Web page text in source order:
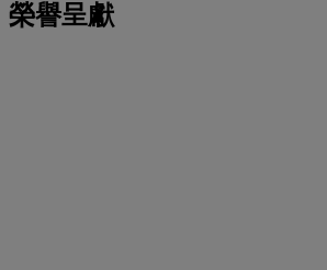
榮譽呈獻